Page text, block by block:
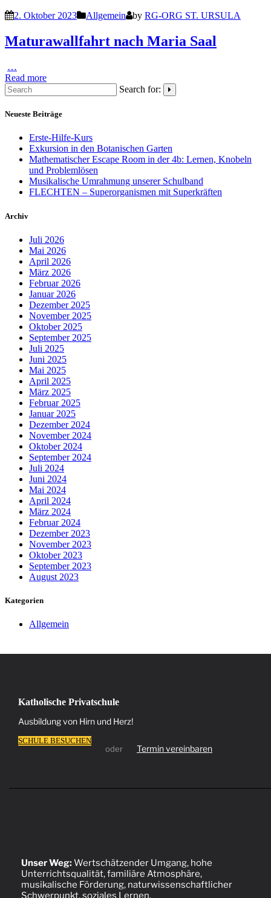
2. Oktober 2023 Allgemein by RG-ORG ST. URSULA
Maturawallfahrt nach Maria Saal
…
Read more
Search for:
Neueste Beiträge
Erste-Hilfe-Kurs
Exkursion in den Botanischen Garten
Mathematischer Escape Room in der 4b: Lernen, Knobeln
und Problemlösen
Musikalische Umrahmung unserer Schulband
FLECHTEN – Superorganismen mit Superkräften
Archiv
Juli 2026
Mai 2026
April 2026
März 2026
Februar 2026
Januar 2026
Dezember 2025
November 2025
Oktober 2025
September 2025
Juli 2025
Juni 2025
Mai 2025
April 2025
März 2025
Februar 2025
Januar 2025
Dezember 2024
November 2024
Oktober 2024
September 2024
Juli 2024
Juni 2024
Mai 2024
April 2024
März 2024
Februar 2024
Dezember 2023
November 2023
Oktober 2023
September 2023
August 2023
Kategorien
Allgemein
Katholische Privatschule
Ausbildung von Hirn und Herz!
SCHULE BESUCHEN
oder Termin vereinbaren
Unser Weg: Wertschätzender Umgang, hohe
Unterrichtsqualität, familiäre Atmosphäre,
musikalische Förderung, naturwissenschaftlicher
Schwerpunkt, soziales Lernen.